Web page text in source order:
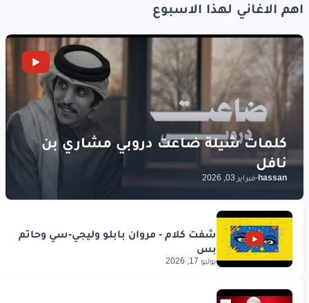
اهم الاغاني لهذا الاسبوع
hassan
-فبراير 03, 2026
يوليو 17, 2026